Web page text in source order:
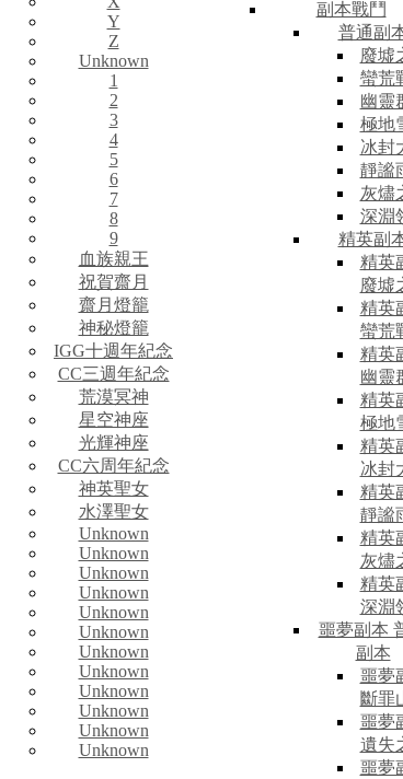
Y
Z
Unknown
1
2
3
4
5
6
7
8
9
血族親王
祝賀齋月
齋月燈籠
神秘燈籠
IGG十週年紀念
CC三週年紀念
荒漠冥神
星空神座
光輝神座
CC六周年紀念
神英聖女
水澤聖女
Unknown
Unknown
Unknown
Unknown
Unknown
Unknown
Unknown
Unknown
Unknown
Unknown
Unknown
Unknown
副本戰鬥
普通副
廢墟
蠻荒
幽靈
極地
冰封
靜謐
灰燼
深淵
精英副
精英
廢墟
精英
蠻荒
精英
幽靈
精英
極地
精英
冰封
精英
靜謐
精英
灰燼
精英
深淵
噩夢副本
副本
噩夢
斷罪
噩夢
遺失
噩夢